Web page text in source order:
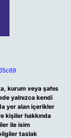
kurum veya şahıs
yalnızca kendi
yer alan içerikler
kişiler hakkında
ile isim
taslak